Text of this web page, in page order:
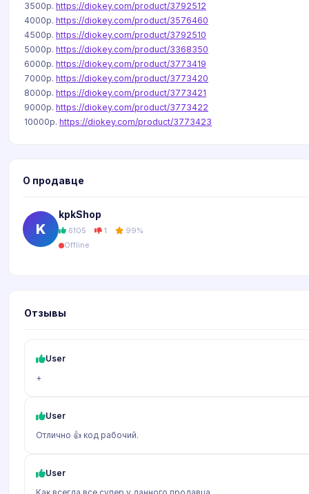
3500р. https://diokey.com/product/3792512
4000р. https://diokey.com/product/3576460
4500р. https://diokey.com/product/3792510
5000р. https://diokey.com/product/3368350
6000р. https://diokey.com/product/3773419
7000р. https://diokey.com/product/3773420
8000р. https://diokey.com/product/3773421
9000р. https://diokey.com/product/3773422
10000р. https://diokey.com/product/3773423
О продавце
K
kpkShop
6105 1 99%
Offline
Отзывы
User
+
User
Отлично 👍 код рабочий.
User